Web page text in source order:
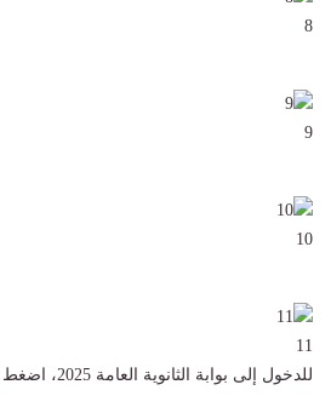
8
9
10
11
للدخول إلى بوابة الثانوية العامة 2025، اضغط هنا…